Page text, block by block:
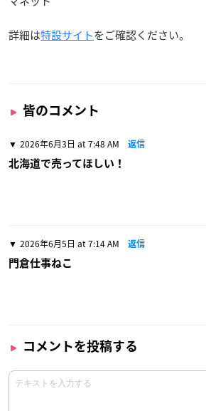
詳細は特設サイトをご確認ください。
皆のコメント
2026年6月3日 at 7:48 AM 返信
北海道で売ってほしい！
2026年6月5日 at 7:14 AM 返信
門倉仕事ねこ
コメントを投稿する